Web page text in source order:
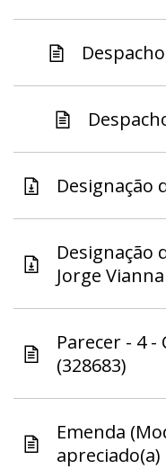
Designação
Designação
Jorge
Parecer - 4 -
(328683)
Emenda
apreciado(a)